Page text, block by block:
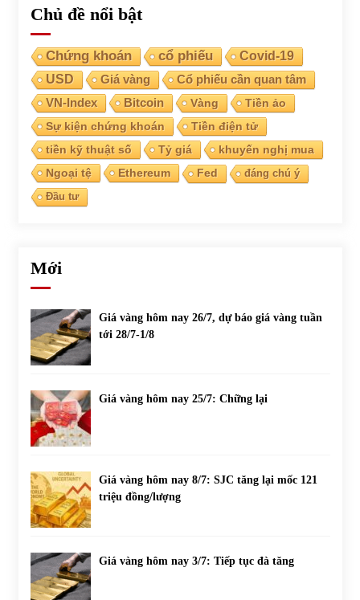
Chủ đề nổi bật
Chứng khoán cổ phiếu
Covid-19
USD
Giá vàng Cổ phiếu cần quan tâm
VN-Index Bitcoin Vàng
Tiền ảo
Sự kiện chứng khoán
Tiền điện tử
tiền kỹ thuật số
Tỷ giá
khuyến nghị mua
Ngoại tệ
Ethereum Fed
đáng chú ý
Đầu tư
Mới
Giá vàng hôm nay 26/7, dự báo giá vàng tuần
tới 28/7-1/8
Giá vàng hôm nay 25/7: Chững lại
Giá vàng hôm nay 8/7: SJC tăng lại mốc 121
triệu đồng/lượng
Giá vàng hôm nay 3/7: Tiếp tục đà tăng